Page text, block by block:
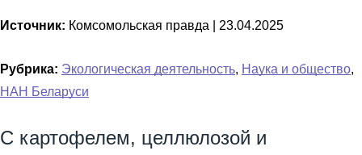
Источник: Комсомольская правда | 23.04.2025
Рубрика: Экологическая деятельность, Наука и общество,
НАН Беларуси
С картофелем, целлюлозой и